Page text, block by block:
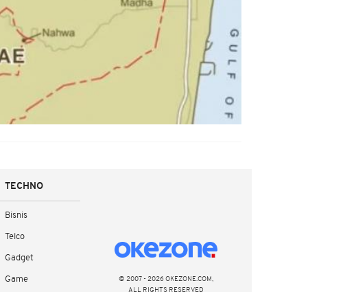
TECHNO
Bisnis
Telco
Gadget
Game
© 2007 - 2026 OKEZONE.COM,
ALL RIGHTS RESERVED